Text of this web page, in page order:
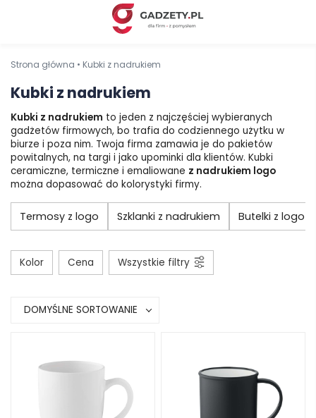
Strona główna • Kubki z nadrukiem
Kubki z nadrukiem
Kubki z nadrukiem to jeden z najczęściej wybieranych
gadżetów firmowych, bo trafia do codziennego użytku w
biurze i poza nim. Twoja firma zamawia je do pakietów
powitalnych, na targi i jako upominki dla klientów. Kubki
ceramiczne, termiczne i emaliowane z nadrukiem logo
można dopasować do kolorystyki firmy.
Termosy z logo Szklanki z nadrukiem Butelki z logo
Kolor Cena Wszystkie filtry
DOMYŚLNE SORTOWANIE